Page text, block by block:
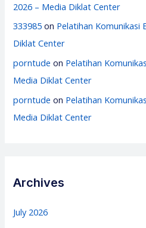
2026 – Media Diklat Center
333985 on Pelatihan Komunikasi
Diklat Center
porntude on Pelatihan
Media Diklat Center
porntude on Pelatihan
Media Diklat Center
Archives
July 2026